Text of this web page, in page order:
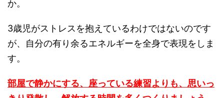
か。
3歳児がストレスを抱えているわけではないのです
が、自分の有り余るエネルギーを全身で表現をしま
す。
部屋で静かにする、座っている練習よりも、思いっ